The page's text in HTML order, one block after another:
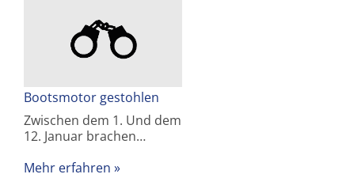
Bootsmotor gestohlen
Zwischen dem 1. Und dem
12. Januar brachen…
Mehr erfahren